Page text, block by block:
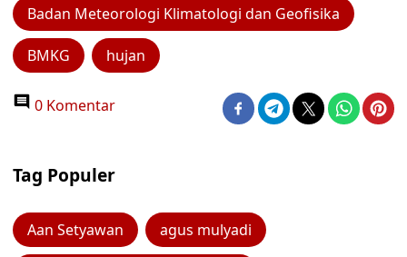
Badan Meteorologi Klimatologi dan Geofisika
BMKG hujan
0 Komentar
Tag Populer
Aan Setyawan agus mulyadi